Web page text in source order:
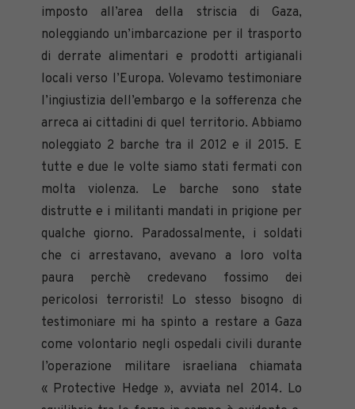
imposto all’area della striscia di Gaza,
noleggiando un’imbarcazione per il trasporto
di derrate alimentari e prodotti artigianali
locali verso l’Europa. Volevamo testimoniare
l’ingiustizia dell’embargo e la sofferenza che
arreca ai cittadini di quel territorio. Abbiamo
noleggiato 2 barche tra il 2012 e il 2015. E
tutte e due le volte siamo stati fermati con
molta violenza. Le barche sono state
distrutte e i militanti mandati in prigione per
qualche giorno. Paradossalmente, i soldati
che ci arrestavano, avevano a loro volta
paura perchè credevano fossimo dei
pericolosi terroristi! Lo stesso bisogno di
testimoniare mi ha spinto a restare a Gaza
come volontario negli ospedali civili durante
l’operazione militare israeliana chiamata
« Protective Hedge », avviata nel 2014. Lo